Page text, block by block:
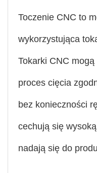
Toczenie CNC to
wykorzystująca
Tokarki CNC
proces cięcia
bez konieczności
cechują się
nadają się do